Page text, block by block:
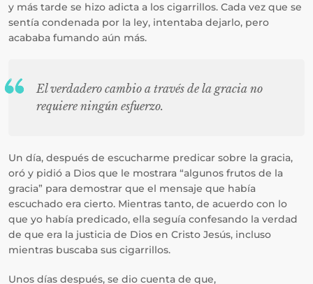
y más tarde se hizo adicta a los cigarrillos. Cada vez que se
sentía condenada por la ley, intentaba dejarlo, pero
acababa fumando aún más.
El verdadero cambio a través de la gracia no
requiere ningún esfuerzo.
Un día, después de escucharme predicar sobre la gracia,
oró y pidió a Dios que le mostrara “algunos frutos de la
gracia” para demostrar que el mensaje que había
escuchado era cierto. Mientras tanto, de acuerdo con lo
que yo había predicado, ella seguía confesando la verdad
de que era la justicia de Dios en Cristo Jesús, incluso
mientras buscaba sus cigarrillos.
Unos días después, se dio cuenta de que,